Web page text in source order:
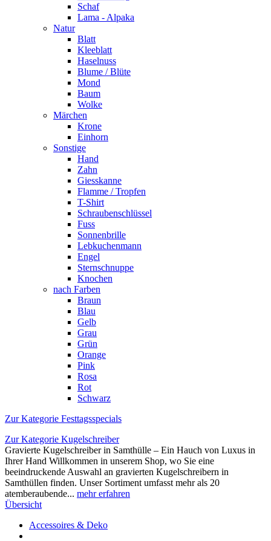
Schaf
Lama - Alpaka
Natur
Blatt
Kleeblatt
Haselnuss
Blume / Blüte
Mond
Baum
Wolke
Märchen
Krone
Einhorn
Sonstige
Hand
Zahn
Giesskanne
Flamme / Tropfen
T-Shirt
Schraubenschlüssel
Fuss
Sonnenbrille
Lebkuchenmann
Engel
Sternschnuppe
Knochen
nach Farben
Braun
Blau
Gelb
Grau
Grün
Orange
Pink
Rosa
Rot
Schwarz
Zur Kategorie Festtagsspecials
Zur Kategorie Kugelschreiber
Gravierte Kugelschreiber in Samthülle – Ein Hauch von Luxus in
Ihrer Hand Willkommen in unserem Shop, wo Sie eine
beeindruckende Auswahl an gravierten Kugelschreibern in
Samthüllen finden. Unser Sortiment umfasst mehr als 20
atemberaubende... mehr erfahren
Übersicht
Accessoires & Deko